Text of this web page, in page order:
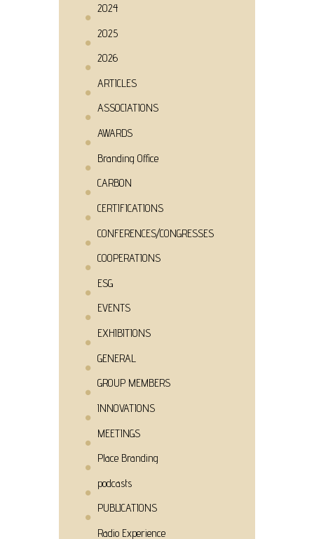
2024
2025
2026
ARTICLES
ASSOCIATIONS
AWARDS
Branding Office
CARBON
CERTIFICATIONS
CONFERENCES/CONGRESSES
COOPERATIONS
ESG
EVENTS
EXHIBITIONS
GENERAL
GROUP MEMBERS
INNOVATIONS
MEETINGS
Place Branding
podcasts
PUBLICATIONS
Radio Experience